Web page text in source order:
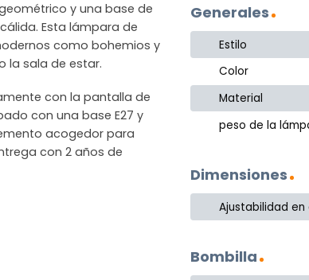
y una base de
Esta lámpara de
como bohemios y
la sala de estar.
con la pantalla de
con una base E27 y
acogedor para
con 2 años de
Generales
Estilo
Color
Material
peso de la
Dimensiones
Ajustabilidad en
Bombilla